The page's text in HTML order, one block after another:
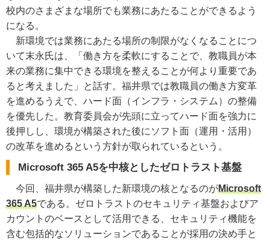
校内のさまざまな場所でも業務にあたることができるよう
になる。
新環境では業務にあたる場所の制限がなくなることにつ
いて末永氏は、「働き方を柔軟にすることで、教職員が本
来の業務に集中できる環境を整えることが何より重要であ
ると考えました」と話す。福井県では教職員の働き方変革
を進めるうえで、ハード面（インフラ・システム）の整備
を優先した。教育委員会が先頭に立ってハード面を強力に
後押しし、環境が構築された後にソフト面（運用・活用）
の改革を進めるという方針が取られているという。
Microsoft 365 A5を中核としたゼロトラスト基盤
今回、福井県が構築した新環境の核となるのがMicrosoft
365 A5である。ゼロトラストのセキュリティ基盤およびア
カウントのベースとして活用できる、セキュリティ機能を
含む包括的なソリューションであることが採用の決め手と